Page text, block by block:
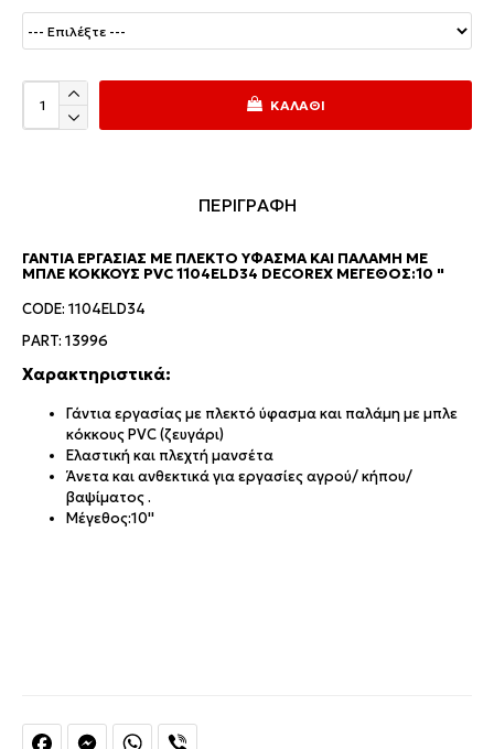
ΚΑΛΆΘΙ
FacebookMessengerWhatsApp
ΠΕΡΙΓΡΑΦΗ
ΓΆΝΤΙΑ ΕΡΓΑΣΊΑΣ ΜΕ ΠΛΕΚΤΌ ΎΦΑΣΜΑ ΚΑΙ ΠΑΛΆΜΗ ΜΕ
ΜΠΛΕ ΚΌΚΚΟΥΣ PVC 1104ELD34 DECOREX ΜΈΓΕΘΟΣ:10 "
CODE: 1104ELD34
PART: 13996
Χαρακτηριστικά:
Γάντια εργασίας με πλεκτό ύφασμα και παλάμη με μπλε
κόκκους PVC (ζευγάρι)
Ελαστική και πλεχτή μανσέτα
Άνετα και ανθεκτικά για εργασίες αγρού/ κήπου/
βαψίματος .
Μέγεθος:10''